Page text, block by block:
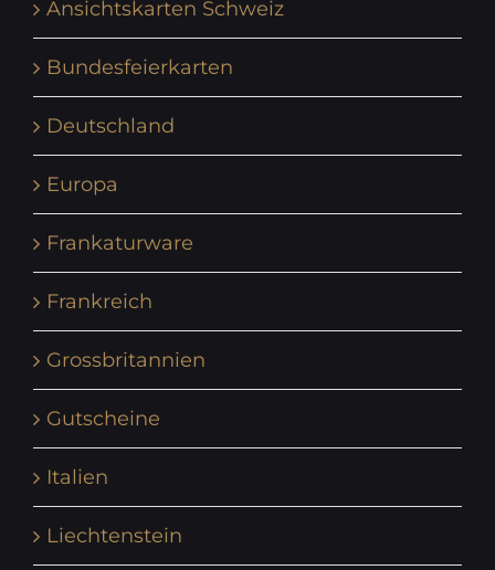
Ansichtskarten Schweiz
Bundesfeierkarten
Deutschland
Europa
Frankaturware
Frankreich
Grossbritannien
Gutscheine
Italien
Liechtenstein